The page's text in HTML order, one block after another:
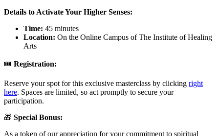
Details to Activate Your Higher Senses:
Time: 45 minutes
Location: On the Online Campus of The Institute of Healing
Arts
🎟️ Registration:
Reserve your spot for this exclusive masterclass by clicking right
here. Spaces are limited, so act promptly to secure your
participation.
🎁 Special Bonus:
As a token of our appreciation for your commitment to spiritual